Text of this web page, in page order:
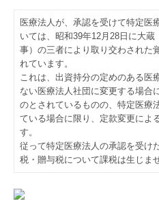
医療法人が、承認を受けて特定医
いては、昭和39年12月28日に大
事）の三者により取り交わされた
れています。
これは、出資持分の定めのある医
ない医療法人社団に変更する場合
のとされているものの、特定医療
ている場合に限り、定款変更によ
す。
従って特定医療法人の承認を受け
税・贈与税について課税は生じませ